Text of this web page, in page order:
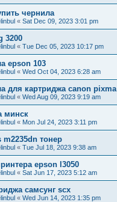
чернила
« Sat Dec 09, 2023 3:01 pm
3200
« Tue Dec 05, 2023 10:17 pm
epson 103
« Wed Oct 04, 2023 6:28 am
для картриджа canon pixma
« Wed Aug 09, 2023 9:19 am
минск
« Mon Jul 24, 2023 3:11 pm
m2235dn тонер
« Tue Jul 18, 2023 9:38 am
epson l3050
« Sat Jun 17, 2023 5:12 am
самсунг scx
« Wed Jun 14, 2023 1:35 pm